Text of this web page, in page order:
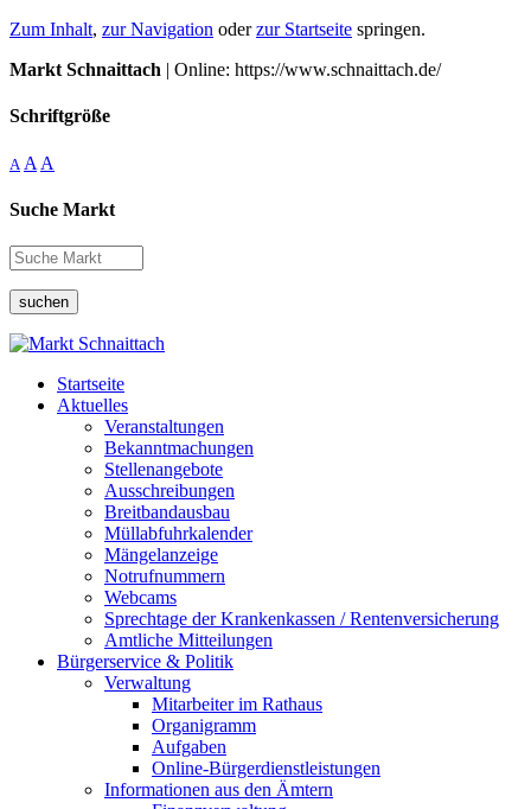
Zum Inhalt, zur Navigation oderzur Startseite springen.
Markt Schnaittach | Online: https://www.schnaittach.de/
Schriftgröße
A A A
Suche Markt
suchen
Startseite
Aktuelles
Veranstaltungen
Bekanntmachungen
Stellenangebote
Ausschreibungen
Breitbandausbau
Müllabfuhrkalender
Mängelanzeige
Notrufnummern
Webcams
Sprechtage der Krankenkassen / Rentenversicherung
Amtliche Mitteilungen
Bürgerservice & Politik
Verwaltung
Mitarbeiter im Rathaus
Organigramm
Aufgaben
Online-Bürgerdienstleistungen
Informationen aus den Ämtern